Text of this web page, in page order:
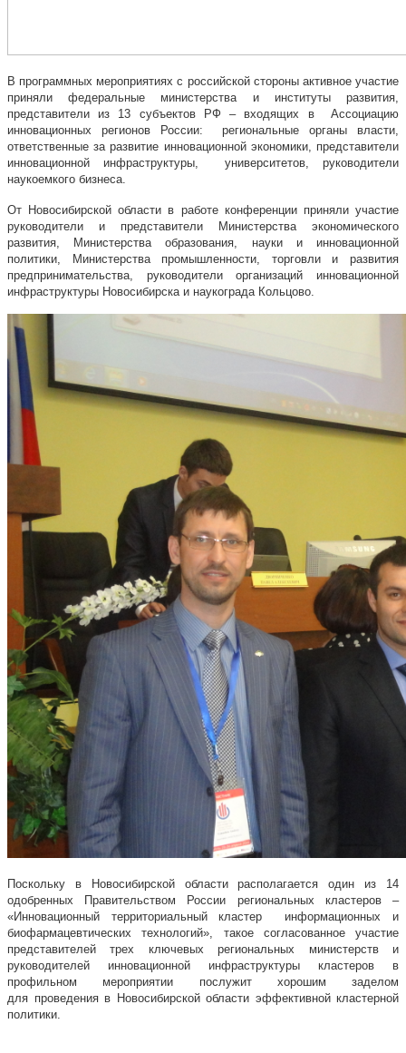
В программных мероприятиях с российской стороны активное участие
приняли федеральные министерства и институты развития,
представители из 13 субъектов РФ – входящих в Ассоциацию
инновационных регионов России: региональные органы власти,
ответственные за развитие инновационной экономики, представители
инновационной инфраструктуры, университетов, руководители
наукоемкого бизнеса.
От Новосибирской области в работе конференции приняли участие
руководители и представители Министерства экономического
развития, Министерства образования, науки и инновационной
политики, Министерства промышленности, торговли и развития
предпринимательства, руководители организаций инновационной
инфраструктуры Новосибирска и наукограда Кольцово.
Поскольку в Новосибирской области располагается один из 14
одобренных Правительством России региональных кластеров –
«Инновационный территориальный кластер информационных и
биофармацевтических технологий», такое согласованное участие
представителей трех ключевых региональных министерств и
руководителей инновационной инфраструктуры кластеров в
профильном мероприятии послужит хорошим заделом
для проведения в Новосибирской области эффективной кластерной
политики.